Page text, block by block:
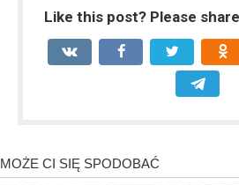
Like this post? Please